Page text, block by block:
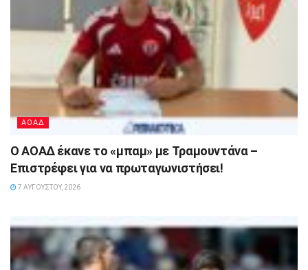
ΑΟΑΔ
Ο ΑΟΑΔ έκανε το «μπαμ» με Τραμουντάνα –
Επιστρέφει για να πρωταγωνιστήσει!
7 ΑΥΓΟΎΣΤΟΥ, 2026